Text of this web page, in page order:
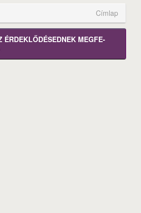
Címlap
ÉRDEK­LŐDÉ­SEDNEK MEGFE­